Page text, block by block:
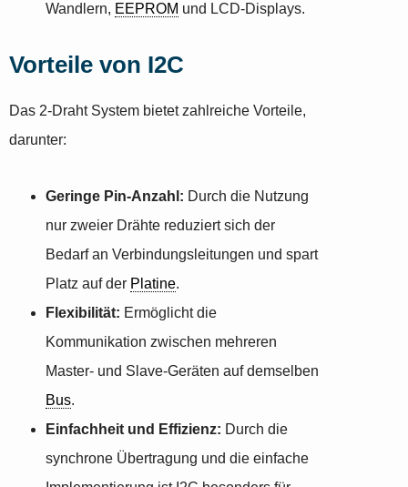
Wandlern, EEPROM und LCD-Displays.
Vorteile von I2C
Das 2-Draht System bietet zahlreiche Vorteile,
darunter:
Geringe Pin-Anzahl: Durch die Nutzung
nur zweier Drähte reduziert sich der
Bedarf an Verbindungsleitungen und spart
Platz auf der Platine.
Flexibilität: Ermöglicht die
Kommunikation zwischen mehreren
Master- und Slave-Geräten auf demselben
Bus.
Einfachheit und Effizienz: Durch die
synchrone Übertragung und die einfache